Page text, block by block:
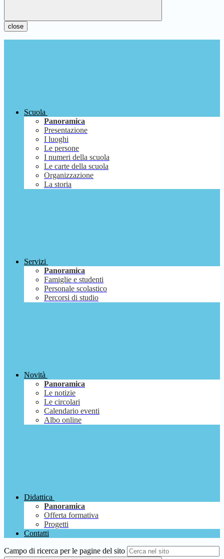
close
Scuola
Panoramica
Presentazione
I luoghi
Le persone
I numeri della scuola
Le carte della scuola
Organizzazione
La storia
Servizi
Panoramica
Famiglie e studenti
Personale scolastico
Percorsi di studio
Novità
Panoramica
Le notizie
Le circolari
Calendario eventi
Albo online
Didattica
Panoramica
Offerta formativa
Progetti
Contatti
Campo di ricerca per le pagine del sito